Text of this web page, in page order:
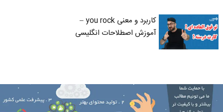
کاربرد و معنی you rock –
آموزش اصطلاحات انگلیسی